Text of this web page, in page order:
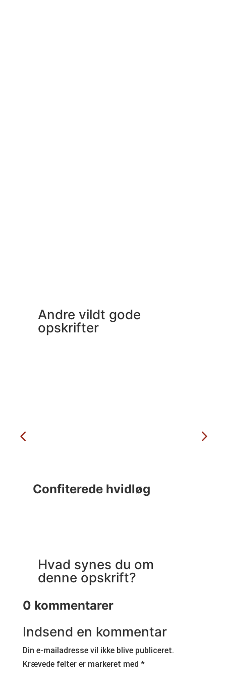
Andre vildt gode
opskrifter
Confiterede hvidløg
Hvad synes du om
denne opskrift?
0 kommentarer
Indsend en kommentar
Din e-mailadresse vil ikke blive publiceret.
Krævede felter er markeret med *